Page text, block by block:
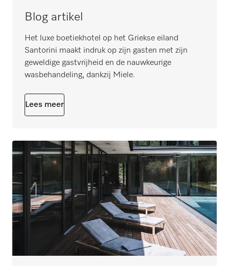
Blog artikel
Het luxe boetiekhotel op het Griekse eiland
Santorini maakt indruk op zijn gasten met zijn
geweldige gastvrijheid en de nauwkeurige
wasbehandeling, dankzij Miele.
Lees meer